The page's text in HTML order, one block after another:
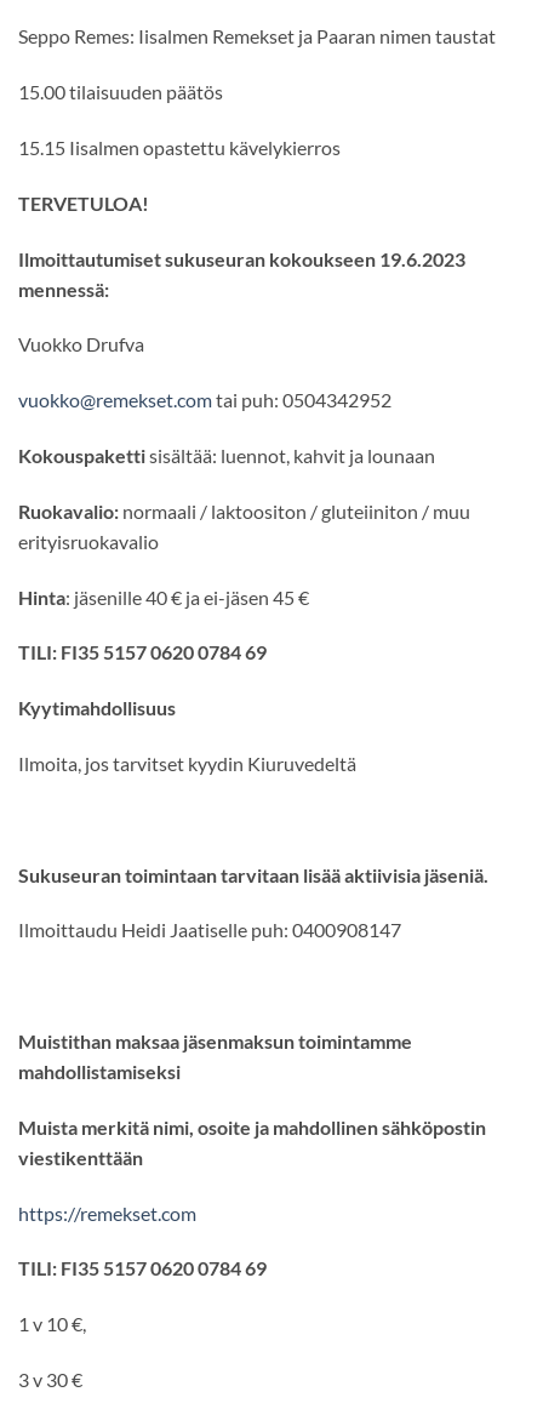
Seppo Remes: Iisalmen Remekset ja Paaran nimen taustat
15.00 tilaisuuden päätös
15.15 Iisalmen opastettu kävelykierros
TERVETULOA!
Ilmoittautumiset sukuseuran kokoukseen 19.6.2023
mennessä:
Vuokko Drufva
vuokko@remekset.comtai puh: 0504342952
Kokouspakettisisältää: luennot, kahvit ja lounaan
Ruokavalio: normaali / laktoositon / gluteiiniton / muu
erityisruokavalio
Hinta: jäsenille 40 € ja ei-jäsen 45 €
TILI: FI35 5157 0620 0784 69
Kyytimahdollisuus
Ilmoita, jos tarvitset kyydin Kiuruvedeltä
Sukuseuran toimintaan tarvitaan lisää aktiivisia jäseniä.
Ilmoittaudu Heidi Jaatiselle puh: 0400908147
Muistithan maksaa jäsenmaksun toimintamme
mahdollistamiseksi
Muista merkitä nimi, osoite ja mahdollinen sähköpostin
viestikenttään
https://remekset.com
TILI: FI35 5157 0620 0784 69
1 v 10 €,
3 v 30 €